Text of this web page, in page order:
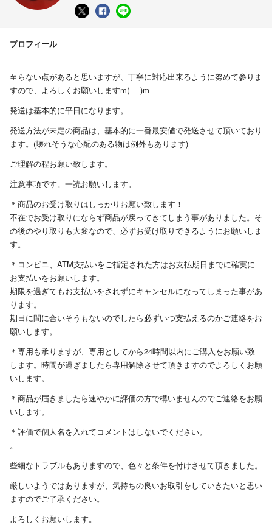
プロフィール
至らない点があると思いますが、丁寧に対応出来るように努めて参りま
すので、よろしくお願いしますm(_ _)m
発送は基本的に平日になります。
発送方法が未定の商品は、基本的に一番最安値で発送させて頂いており
ます。(壊れそうな心配のある物は例外もあります)
ご理解の程お願い致します。
注意事項です。一読お願いします。
＊商品のお受け取りはしっかりお願い致します！
不在でお受け取りにならず商品が戻ってきてしまう事がありました。そ
の後のやり取りも大変なので、必ずお受け取りできるようにお願いしま
す。
＊コンビニ、ATM支払いをご指定された方はお支払期日までに確実に
お支払いをお願いします。
期限を過ぎてもお支払いをされずにキャンセルになってしまった事があ
ります。
期日に間に合いそうもないのでしたら必ずいつ支払えるのかご連絡をお
願いします。
＊専用も承りますが、専用としてから24時間以内にご購入をお願い致
します。時間が過ぎましたら専用解除させて頂きますのでよろしくお願
いします。
＊商品が届きましたら速やかに評価の方で構いませんのでご連絡をお願
いします。
＊評価で個人名を入れてコメントはしないでください。
。
些細なトラブルもありますので、色々と条件を付けさせて頂きました。
厳しいようではありますが、気持ちの良いお取引をしていきたいと思い
ますのでご了承ください。
よろしくお願いします。